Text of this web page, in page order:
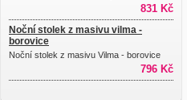
831 Kč
Noční stolek z masivu vilma -
borovice
Noční stolek z masivu Vilma - borovice
796 Kč